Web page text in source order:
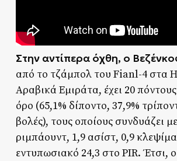
Στην αντίπερα όχθη, ο
από το τζάμπολ του Fianl-4 στα
Αραβικά Εμιράτα, έχει 20
όρο (65,1% δίποντο, 37,9%
βολές), τους οποίους συνδυάζει
ριμπάουντ, 1,9 ασίστ, 0,9
εντυπωσιακό 24,3 στο PIR. Έτσι,